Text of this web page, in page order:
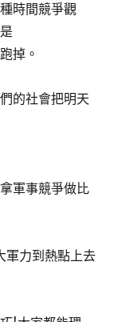
時間競爭觀
掉。
的社會把明天
軍事競爭做比
軍力到熱點上去